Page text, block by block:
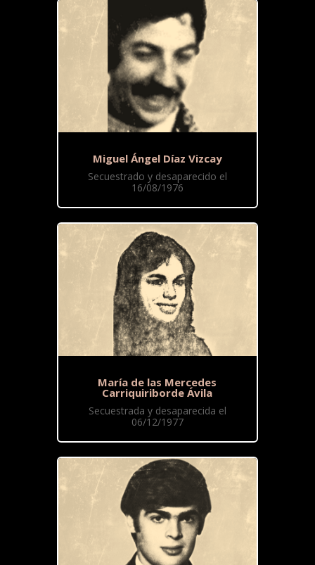
Miguel Ángel Díaz Vizcay
Secuestrado y desaparecido el
16/08/1976
María de las Mercedes
Carriquiriborde Ávila
Secuestrada y desaparecida el
06/12/1977